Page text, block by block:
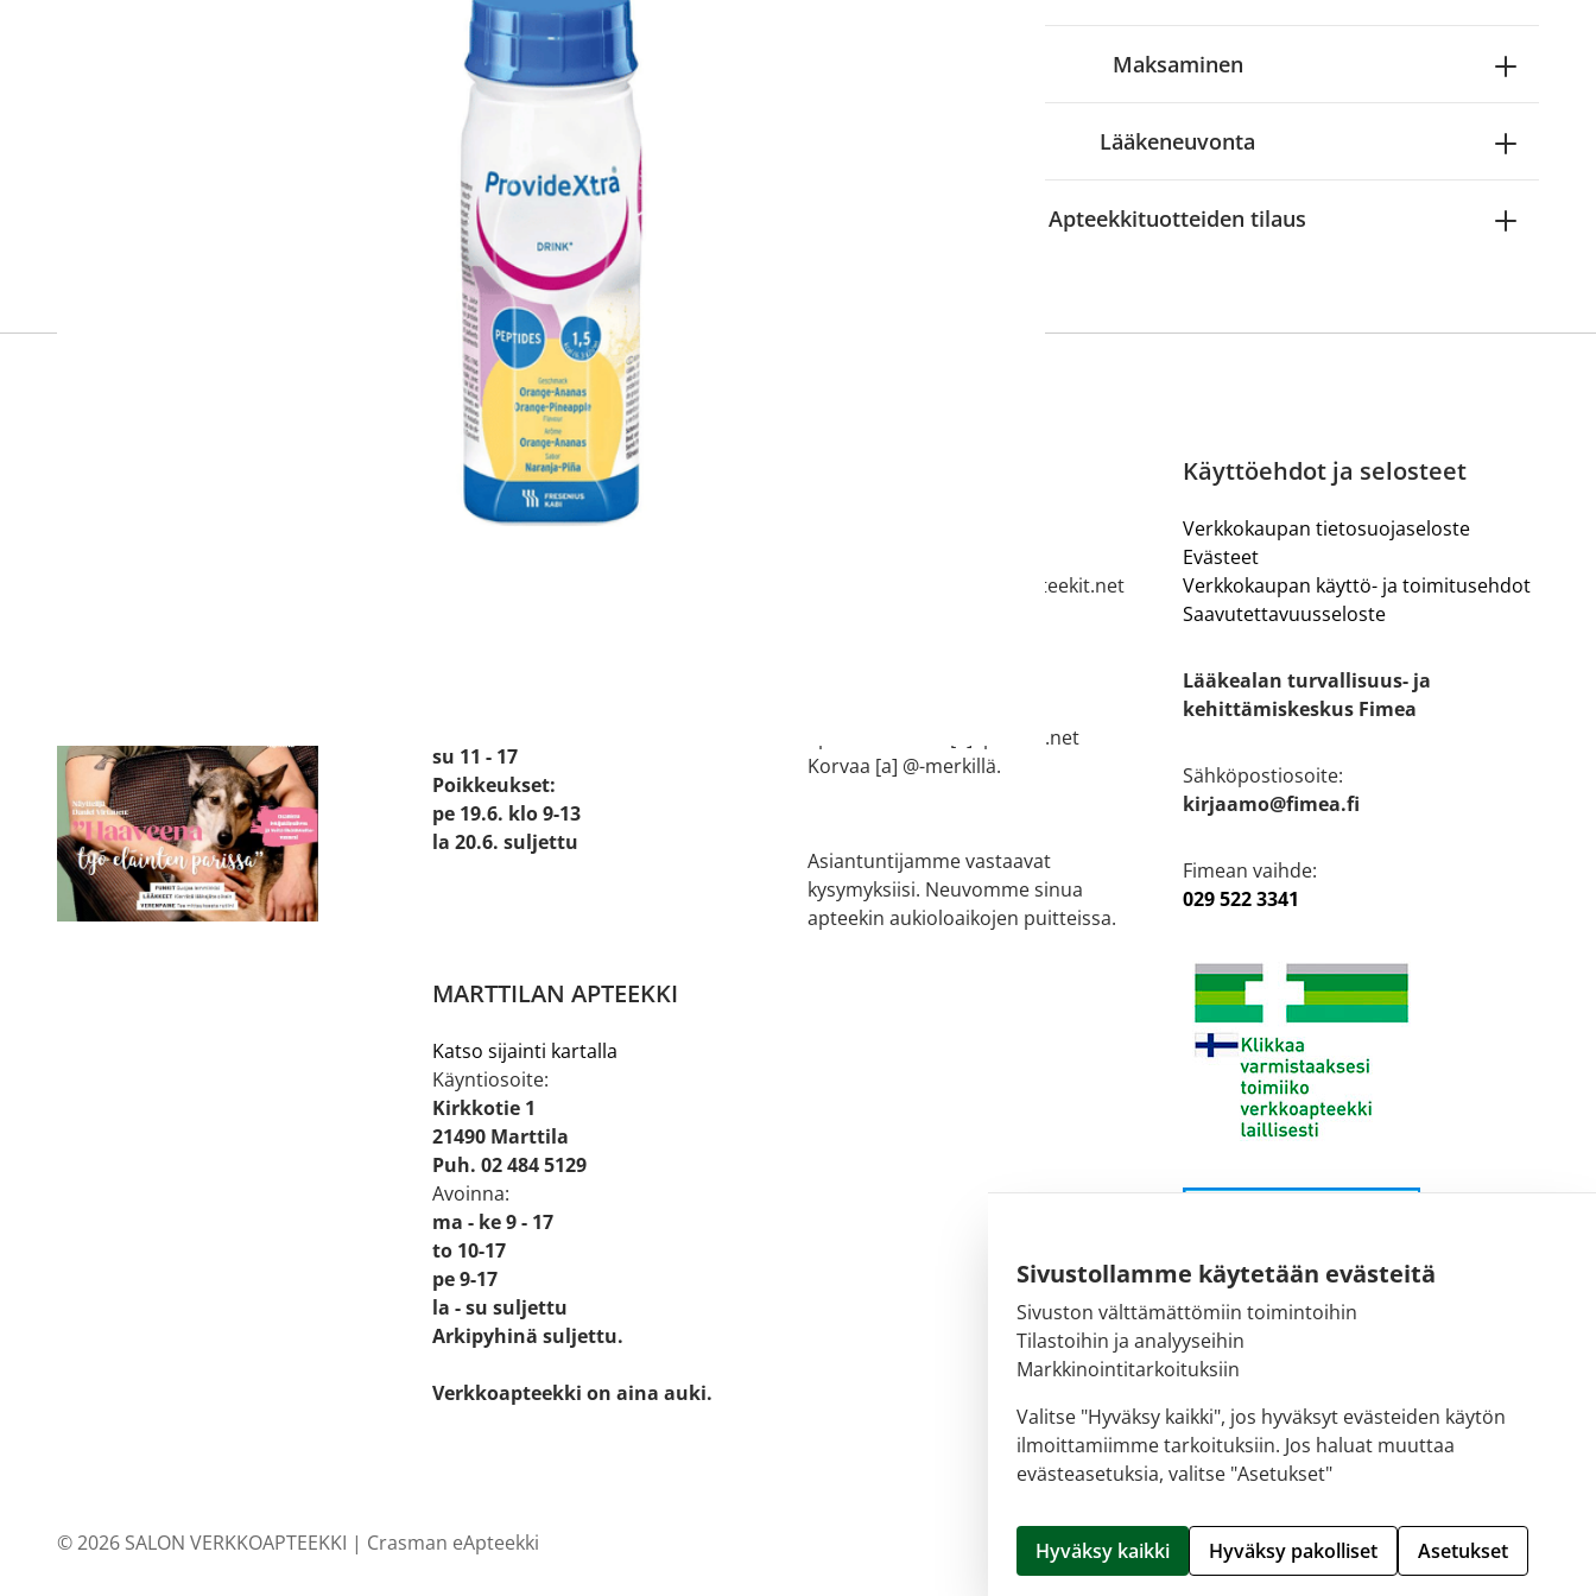
Sivustollamme käytetään evästeitä
Sivuston välttämättömiin toimintoihin
Tilastoihin ja analyyseihin
Markkinointitarkoituksiin
Valitse "Hyväksy kaikki", jos hyväksyt evästeiden käytön
ilmoittamiimme tarkoituksiin. Jos haluat muuttaa
evästeasetuksia, valitse "Asetukset"
Hyväksy kaikki Hyväksy pakolliset Asetukset
Reseptilääkkeiden tilaaminen edellyttää voimassa olevaa reseptiä, ja voit
-palvelusta. Tilausta varten sinun pitää ensin
tunnistautua. Apteekki käsittelee tilauksesi, jonka jälkeen voit maksaa ostoksesi.
Maksaminen
Lääkeneuvonta
Apteekkituotteiden tilaus
HALIKON APTEEKKI
Katso sijainti kartalla
su 11 - 17
Poikkeukset:
pe 19.6. klo 9-13
la 20.6. suljettu
MARTTILAN APTEEKKI
Katso sijainti kartalla
Käyntiosoite:
Kirkkotie 1
21490 Marttila
Puh. 02 484 5129
Avoinna:
ma - ke 9 - 17
to 10-17
pe 9-17
la - su suljettu
Arkipyhinä suljettu.
Verkkoapteekki on aina auki.
salon.verkkoapteekki[a]apteekit.net
apteekki.halikko[a]apteekit.net
Korvaa [a] @-merkillä.
Asiantuntijamme vastaavat
kysymyksiisi. Neuvomme sinua
apteekin aukioloaikojen puitteissa.
Käyttöehdot ja selosteet
Verkkokaupan tietosuojaseloste
Evästeet
Verkkokaupan käyttö- ja toimitusehdot
Saavutettavuusseloste
Lääkealan turvallisuus- ja
kehittämiskeskus Fimea
Sähköpostiosoite:
kirjaamo@fimea.fi
Fimean vaihde:
029 522 3341
© 2026 SALON VERKKOAPTEEKKI | Crasman eApteekki Hallitse evästeitä